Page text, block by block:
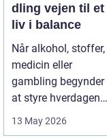
dling vejen til et
liv i balance
Når alkohol, stoffer,
medicin eller
gambling begynder
at styre hverdagen,
kun pers...
13 May 2026